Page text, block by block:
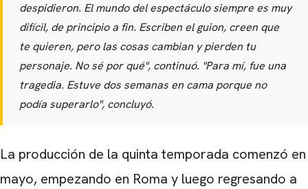
despidieron. El mundo del espectáculo siempre es muy
difícil, de principio a fin. Escriben el guion, creen que
te quieren, pero las cosas cambian y pierden tu
personaje. No sé por qué", continuó. "Para mí, fue una
tragedia. Estuve dos semanas en cama porque no
podía superarlo", concluyó.
La producción de la quinta temporada comenzó en
mayo, empezando en Roma y luego regresando a